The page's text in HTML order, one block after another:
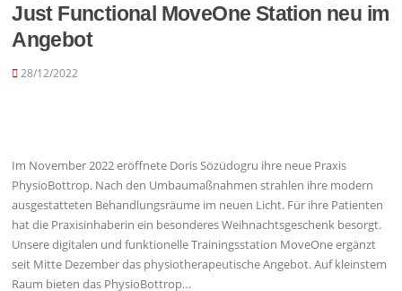
Just Functional MoveOne Station neu im
Angebot
28/12/2022
Im November 2022 eröffnete Doris Sözüdogru ihre neue Praxis
PhysioBottrop. Nach den Umbaumaßnahmen strahlen ihre modern
ausgestatteten Behandlungsräume im neuen Licht. Für ihre Patienten
hat die Praxisinhaberin ein besonderes Weihnachtsgeschenk besorgt.
Unsere digitalen und funktionelle Trainingsstation MoveOne ergänzt
seit Mitte Dezember das physiotherapeutische Angebot. Auf kleinstem
Raum bieten das PhysioBottrop…